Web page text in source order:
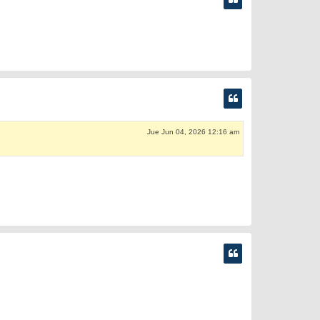
Jue Jun 04, 2026 12:16 am